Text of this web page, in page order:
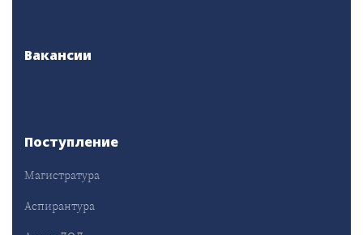
Вакансии
Поступление
Магистратура
Аспирантура